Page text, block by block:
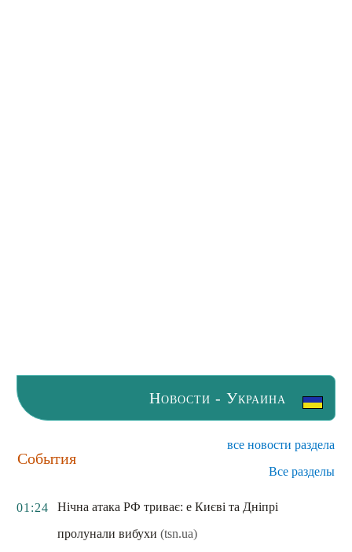
Новости - Украина
События
все новости раздела
Все разделы
01:24
Нічна атака РФ триває: e Києві та Дніпрі
пролунали вибухи (tsn.ua)